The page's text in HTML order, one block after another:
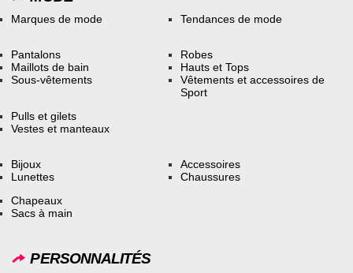
Marques de mode Tendances de mode
Pantalons
Maillots de bain
Sous-vêtements
Robes
Hauts et Tops
Vêtements et accessoires de
Sport
Pulls et gilets
Vestes et manteaux
Bijoux
Lunettes
Accessoires
Chaussures
Chapeaux
Sacs à main
PERSONNALITÉS